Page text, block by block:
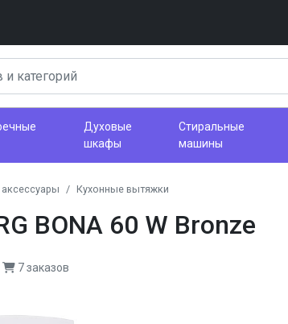
Духовые
шкафы
Стиральные
машины
Кухонные вытяжки
BONA 60 W Bronze
7 заказов